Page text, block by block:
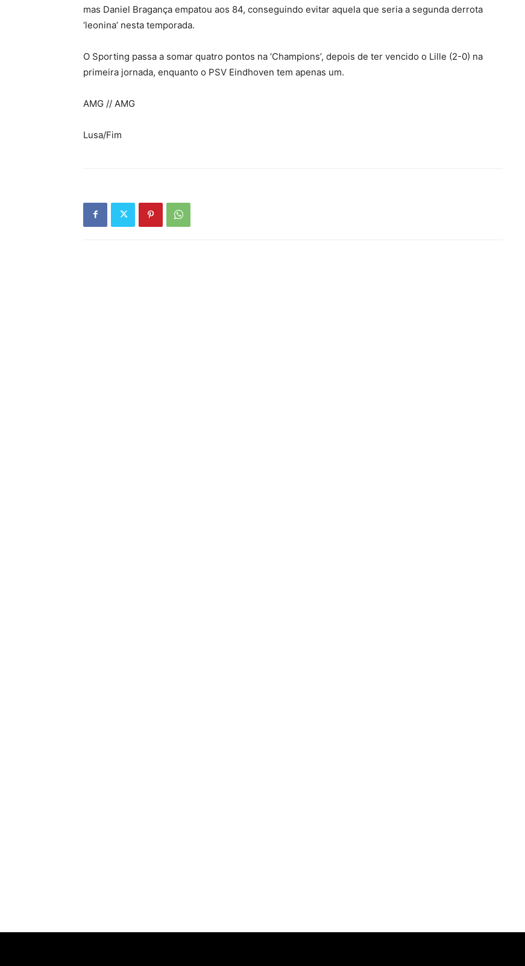
mas Daniel Bragança empatou aos 84, conseguindo evitar aquela que seria a segunda derrota
‘leonina’ nesta temporada.
O Sporting passa a somar quatro pontos na ‘Champions’, depois de ter vencido o Lille (2-0) na
primeira jornada, enquanto o PSV Eindhoven tem apenas um.
AMG // AMG
Lusa/Fim